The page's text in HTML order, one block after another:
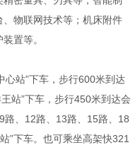
物联网技术等；机床附件
置等。
心站”下车，步行600米到达
站”下车，步行450米到达会
路、12路、13路、15路、18
”下车。也可乘坐高架快321